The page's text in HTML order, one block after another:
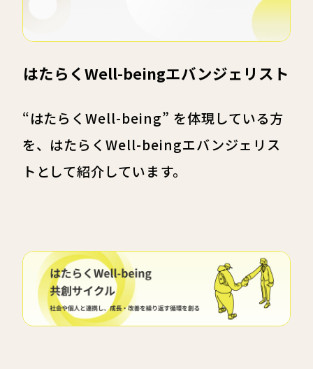
はたらくWell-beingエバンジェリスト
“はたらくWell-being” を体現している方
を、はたらくWell-beingエバンジェリス
トとして紹介しています。